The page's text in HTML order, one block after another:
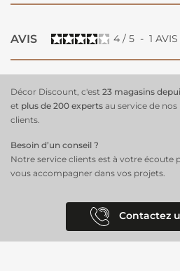
AVIS 4 / 5 - 1 AVIS
Décor Discount, c'est 23 magasins
et plus de 200 experts au service de nos
clients.
Besoin d’un conseil ?
Notre service clients est à votre écoute
vous accompagner dans vos projets.
Contactez